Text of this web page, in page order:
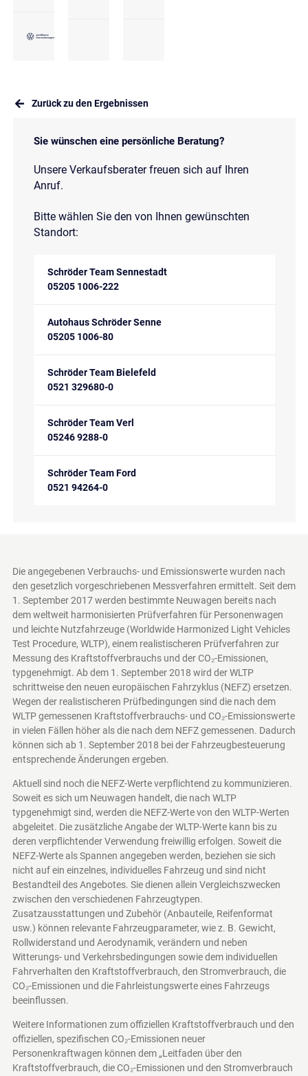
Zurück zu den Ergebnissen
Sie wünschen eine persönliche Beratung?
Unsere Verkaufsberater freuen sich auf Ihren
Anruf.
Bitte wählen Sie den von Ihnen gewünschten
Standort:
Schröder Team Sennestadt
05205 1006-222
Autohaus Schröder Senne
05205 1006-80
Schröder Team Bielefeld
0521 329680-0
Schröder Team Verl
05246 9288-0
Schröder Team Ford
0521 94264-0
Die angegebenen Verbrauchs- und Emissionswerte wurden nach
den gesetzlich vorgeschriebenen Messverfahren ermittelt. Seit dem
1. September 2017 werden bestimmte Neuwagen bereits nach
dem weltweit harmonisierten Prüfverfahren für Personenwagen
und leichte Nutzfahrzeuge (Worldwide Harmonized Light Vehicles
Test Procedure, WLTP), einem realistischeren Prüfverfahren zur
Messung des Kraftstoffverbrauchs und der CO₂-Emissionen,
typgenehmigt. Ab dem 1. September 2018 wird der WLTP
schrittweise den neuen europäischen Fahrzyklus (NEFZ) ersetzen.
Wegen der realistischeren Prüfbedingungen sind die nach dem
WLTP gemessenen Kraftstoffverbrauchs- und CO₂-Emissionswerte
in vielen Fällen höher als die nach dem NEFZ gemessenen. Dadurch
können sich ab 1. September 2018 bei der Fahrzeugbesteuerung
entsprechende Änderungen ergeben.
Aktuell sind noch die NEFZ-Werte verpflichtend zu kommunizieren.
Soweit es sich um Neuwagen handelt, die nach WLTP
typgenehmigt sind, werden die NEFZ-Werte von den WLTP-Werten
abgeleitet. Die zusätzliche Angabe der WLTP-Werte kann bis zu
deren verpflichtender Verwendung freiwillig erfolgen. Soweit die
NEFZ-Werte als Spannen angegeben werden, beziehen sie sich
nicht auf ein einzelnes, individuelles Fahrzeug und sind nicht
Bestandteil des Angebotes. Sie dienen allein Vergleichszwecken
zwischen den verschiedenen Fahrzeugtypen.
Zusatzausstattungen und Zubehör (Anbauteile, Reifenformat
usw.) können relevante Fahrzeugparameter, wie z. B. Gewicht,
Rollwiderstand und Aerodynamik, verändern und neben
Witterungs- und Verkehrsbedingungen sowie dem individuellen
Fahrverhalten den Kraftstoffverbrauch, den Stromverbrauch, die
CO₂-Emissionen und die Fahrleistungswerte eines Fahrzeugs
beeinflussen.
Weitere Informationen zum offiziellen Kraftstoffverbrauch und den
offiziellen, spezifischen CO₂-Emissionen neuer
Personenkraftwagen können dem „Leitfaden über den
Kraftstoffverbrauch, die CO₂-Emissionen und den Stromverbrauch